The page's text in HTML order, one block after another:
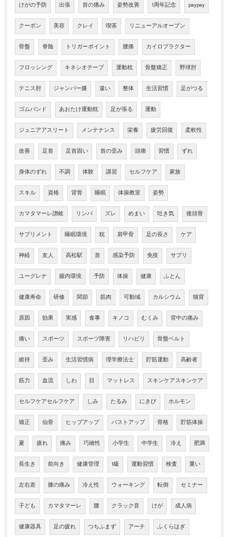
けがの予防 出張 首の痛み 姿勢改善 1周年記念 paypay
クーポン 美容 クレイ 喫茶 リニューアルオープン
骨盤 脊髄 トリガーポイント 腰痛 カイロプラクター
フロッシング キネシオテープ 運動枕 骨盤矯正 野球肘
テニス肘 ジャンパー膝 違い 整体 生活習慣 足がつる
ゴムバンド あおたけ運動枕 足が張る 運動
ジュニアアスリート メンテナンス 栄養 疲労回復 柔軟性
改善 足首 足首固い 首の歪み 頭痛 習慣 ずれ
身体のずれ 不調 体験 講習 セルフケア 家族
スキル 資格 背骨 睡眠 体操教室 姿勢
カマタマーレ讃岐 リンパ ズレ めまい 吐き気 後頭骨
サプリメント 睡眠環境 枕 肩甲骨 足の長さ ケア
神経 友人 高松駅 首 感染予防 免疫 サプリ
ユーグレナ 腸内環境 予防 体操 健康 ふとん
健康寿命 研修 関節 筋肉 可動域 カルシウム 猫背
原因 効果 実感 食事 キノコ むくみ 背中の痛み
痛い スポーツ スポーツ障害 リハビリ 骨盤ベルト
維持 歪み 生活習慣病 理学療法士 貯筋運動 高齢者
筋力 血流 しわ 目 マットレス スキンケアスキンケア
セルフケアセルフケア しみ たるみ にきび ホルモン
矯正 仙骨 ヒップアップ バストアップ 骨格 貯筋体操
夏 疲れ 痛み 巧緻性 小学生 中学生 冷え 肥満
長生き 前向き 健康管理 1級 運動習慣 検査 重い
左右差 膝の痛み 冷え性 ウォーキング 転倒 セミナー
子ども カマタマーレ 腰 クラック音 けが 成人病
健康器具 足の疲れ つちふまず アーチ ふくらはぎ